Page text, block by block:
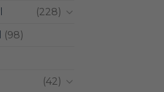
(228)
(98)
(42)